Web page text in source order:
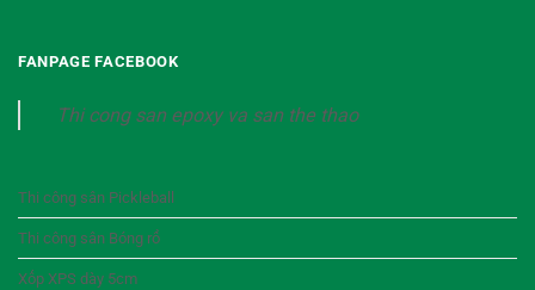
FANPAGE FACEBOOK
Thi cong san epoxy va san the thao
Thi công sân Pickleball
Thi công sân Bóng rổ
Xốp XPS dày 5cm